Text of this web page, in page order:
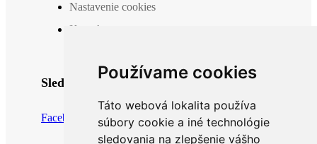
Používame cookies
Táto webová lokalita používa
súbory cookie a iné technológie
sledovania na zlepšenie vášho
Nastavenie cookies
Kontakt
Sledujte nás
Facebook Instagram